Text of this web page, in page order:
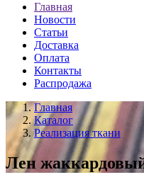
Главная
Новости
Статьи
Доставка
Оплата
Контакты
Распродажа
Главная
Каталог
Реализация ткани
Лен